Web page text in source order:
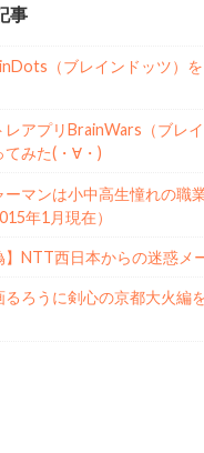
事
（ブレインドッツ）
レアプリBrainWars（ブレ
てみた(・∀・)
ーマンは小中高生憧れの職
年1月現在）
】NTT西日本からの迷惑メ
るろうに剣心の京都大火編